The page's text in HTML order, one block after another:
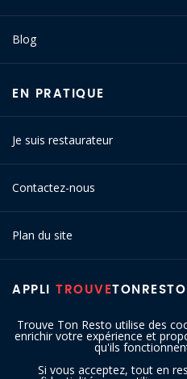
Trouve Ton Resto utilise des
enrichir votre expérience et
qu'ils
Si vous acceptez, tout en
APPLI TROUVETONRESTO
Blog
EN PRATIQUE
Je suis restaurateur
Contactez-nous
Plan du site